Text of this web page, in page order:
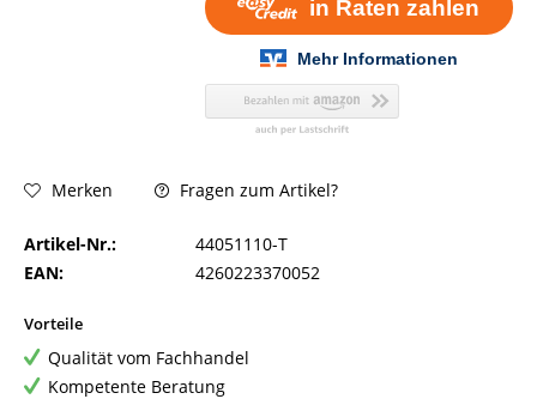
Merken Fragen zum Artikel?
Artikel-Nr.:
44051110-T
EAN:
4260223370052
Vorteile
Qualität vom Fachhandel
Kompetente Beratung